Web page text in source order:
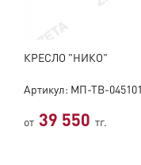
КРЕСЛО "НИКО"
Артикул: МП-ТВ-045101
от 39 550 тг.